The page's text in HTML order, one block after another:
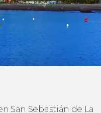
San Sebastián de La